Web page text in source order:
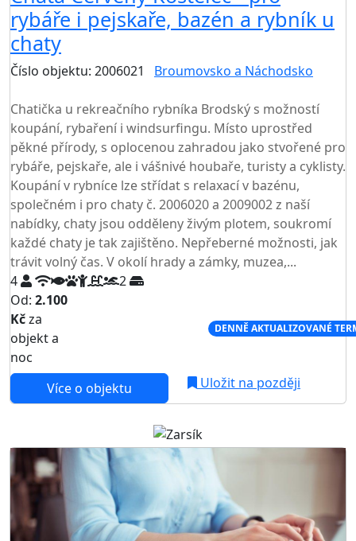
rybáře i pejskaře, bazén a rybník u
chaty
Číslo objektu: 2006021 Broumovsko a Náchodsko
Chatička u rekreačního rybníka Brodský s možností
koupání, rybaření i windsurfingu. Místo uprostřed
pěkné přírody, s oplocenou zahradou jako stvořené pro
rybáře, pejskaře, ale i vášnivé houbaře, turisty a cyklisty.
Koupání v rybníce lze střídat s relaxací v bazénu,
společném i pro chaty č. 2006020 a 2009002 z naší
nabídky, chaty jsou odděleny živým plotem, soukromí
každé chaty je tak zajištěno. Nepřeberné možnosti, jak
trávit volný čas. V okolí hrady a zámky, muzea,...
4
2
Od: 2.100
Kčza
objekt a
noc
DENNĚ AKTUALIZOVANÉ
Více o objektu Uložit na později